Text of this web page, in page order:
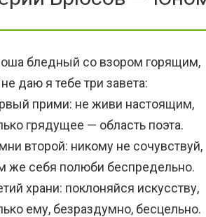
бледный со взором горящим,
даю я тебе три завета:
прими: не живи настоящим,
грядущее — область поэта.
второй: никому не сочувствуй,
же себя полюби беспредельно.
храни: поклоняйся искусству,
ему, безраздумно, бесцельно.